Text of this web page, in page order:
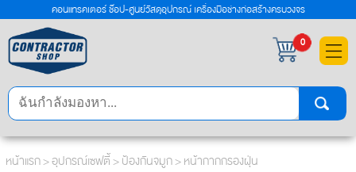
×
คอนแทรคเตอร์ ช๊อป-ศูนย์วัสดุอุปกรณ์ เครื่องมือช่างก่อสร้างครบวงจร
0
หน้าแรก>อุปกรณ์เซฟตี้>ป้องกันจมูก> หน้ากากกรองฝุ่น